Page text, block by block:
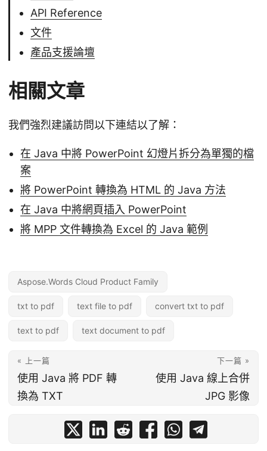
API Reference
文件
產品支援論壇
相關文章
我們強烈建議訪問以下連結以了解：
在 Java 中將 PowerPoint 幻燈片拆分為單獨的檔
案
將 PowerPoint 轉換為 HTML 的 Java 方法
在 Java 中將網頁插入 PowerPoint
將 MPP 文件轉換為 Excel 的 Java 範例
Aspose.Words Cloud Product Family
txt to pdf text file to pdf convert txt to pdf
text to pdf text document to pdf
« 上一篇
使用 Java 將 PDF 轉
換為 TXT
下一篇 »
使用 Java 線上合併
JPG 影像